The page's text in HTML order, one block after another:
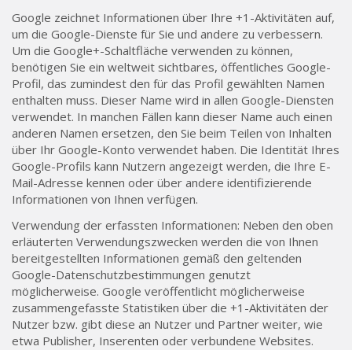
Google zeichnet Informationen über Ihre +1-Aktivitäten auf,
um die Google-Dienste für Sie und andere zu verbessern.
Um die Google+-Schaltfläche verwenden zu können,
benötigen Sie ein weltweit sichtbares, öffentliches Google-
Profil, das zumindest den für das Profil gewählten Namen
enthalten muss. Dieser Name wird in allen Google-Diensten
verwendet. In manchen Fällen kann dieser Name auch einen
anderen Namen ersetzen, den Sie beim Teilen von Inhalten
über Ihr Google-Konto verwendet haben. Die Identität Ihres
Google-Profils kann Nutzern angezeigt werden, die Ihre E-
Mail-Adresse kennen oder über andere identifizierende
Informationen von Ihnen verfügen.
Verwendung der erfassten Informationen: Neben den oben
erläuterten Verwendungszwecken werden die von Ihnen
bereitgestellten Informationen gemäß den geltenden
Google-Datenschutzbestimmungen genutzt
möglicherweise. Google veröffentlicht möglicherweise
zusammengefasste Statistiken über die +1-Aktivitäten der
Nutzer bzw. gibt diese an Nutzer und Partner weiter, wie
etwa Publisher, Inserenten oder verbundene Websites.